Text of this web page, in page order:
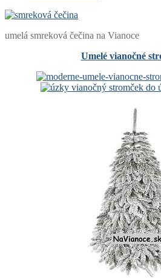
umelá smreková čečina na Vianoce
Umelé vianočné